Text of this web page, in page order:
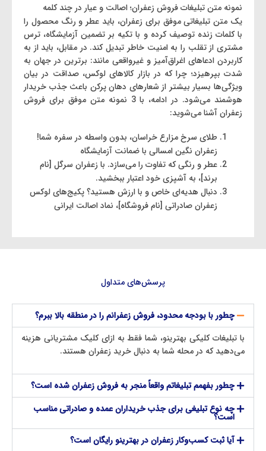
نمونه متن تبلیغات فروش زعفران؛ اصالت و عیار در چند کلمه
یک متن تبلیغاتی موفق برای زعفران، باید عطر و رنگ محصول را
با کلمات زنده توصیف کرده و با تکیه بر تضمین آزمایشگاه، ترس
مشتری از تقلب را به امنیت خاطر تبدیل کند. در مقابل، باید از به
‌کاربردن ادعاهای اغراق‌آمیز و غیرواقعی مانند: برترین در جهان به‌
شدت بپرهیزد؛ چرا که در بازار کالاهای لوکس، صداقت در بیان
ویژگی‌ها بسیار بیشتر از شعارهای دهان ‌پرکن باعث جذب خریدار
هوشمند می‌شود. در ادامه، با 3 نمونه متن موفق برای فروش
زعفران آشنا می‌شوید:
طلای سرخ مزارع خراسان، بدون واسطه در سفره شما!
زعفران نگین امسالی با ضمانت آزمایشگاه
عطر و رنگی که تفاوت را می‌سازد. با زعفران سرگل [نام
برند]، به آشپزی خود اعتبار ببخشید.
دنبال هدیه‌ای خاص و با ارزش هستید؟ پکیج‌های لوکس
زعفران صادراتی [نام فروشگاه]، نماد اصالت ایرانی
پرسش‌های متداول
چطور با بودجه محدود، فروش زعفرانم را در منطقه بالا ببرم؟
با تبلیغات کلیکی بهترینو، شما فقط به ازای کلیک مشتریانی هزینه
می‌دهید که در محله شما به دنبال خرید زعفران هستند.
چطور بفهمم تبلیغاتم واقعاً منجر به فروش زعفران شده است؟
چه نوع تبلیغی برای جذب خریداران عمده و صادراتی مناسب
است؟
آیا ثبت کسب‌وکار زعفران در بهترینو رایگان است؟